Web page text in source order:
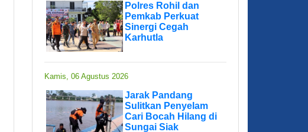
Polres Rohil dan
Pemkab Perkuat
Sinergi Cegah
Karhutla
Kamis, 06 Agustus 2026
Jarak Pandang
Sulitkan Penyelam
Cari Bocah Hilang di
Sungai Siak